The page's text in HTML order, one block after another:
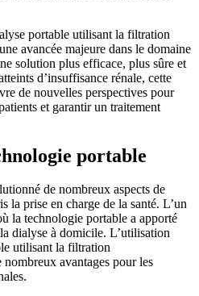
portable utilisant la filtration
avancée majeure dans le domaine
solution plus efficace, plus sûre et
d’insuffisance rénale, cette
de nouvelles perspectives pour
et garantir un traitement
portable
de nombreux aspects de
la prise en charge de la santé. L’un
la technologie portable a apporté
dialyse à domicile. L’utilisation
utilisant la filtration
avantages pour les